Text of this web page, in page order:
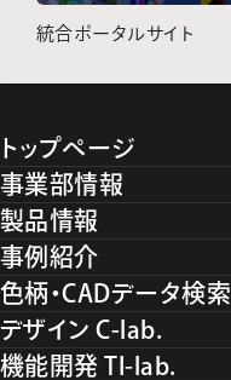
統合ポータルサイト
トップページ
事業部情報
製品情報
事例紹介
色柄・CADデータ検索
デザイン C-lab.
機能開発 TI-lab.